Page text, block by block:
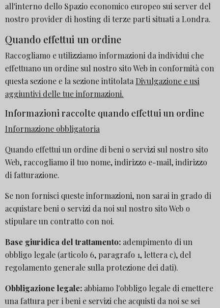
all'interno dello Spazio economico europeo sui server del
nostro provider di hosting di terze parti situati a Londra.
Quando effettui un ordine
Raccogliamo e utilizziamo informazioni da individui che
effettuano un ordine sul nostro sito Web in conformità con
questa sezione e la sezione intitolata Divulgazione e usi
aggiuntivi delle tue informazioni.
Informazioni raccolte quando effettui un ordine
Informazione obbligatoria
Quando effettui un ordine di beni o servizi sul nostro sito
Web, raccogliamo il tuo nome, indirizzo e-mail, indirizzo
di fatturazione.
Se non fornisci queste informazioni, non sarai in grado di
acquistare beni o servizi da noi sul nostro sito Web o
stipulare un contratto con noi.
Base giuridica del trattamento: adempimento di un
obbligo legale (articolo 6, paragrafo 1, lettera c), del
regolamento generale sulla protezione dei dati).
Obbligazione legale: abbiamo l'obbligo legale di emettere
una fattura per i beni e servizi che acquisti da noi se sei